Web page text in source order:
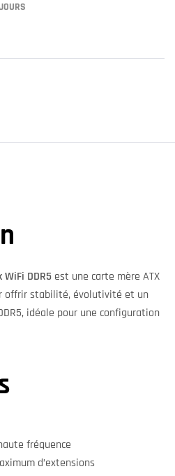
WiFi DDR5 est une carte mère ATX
offrir stabilité, évolutivité et un
idéale pour une configuration
fréquence
d’extensions